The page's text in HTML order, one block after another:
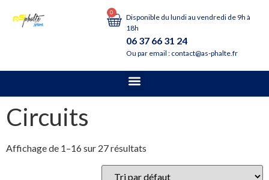
0
Disponible du lundi au vendredi de 9h à
18h
06 37 66 31 24
Ou par email : contact@as-phalte.fr
Circuits
Affichage de 1–16 sur 27 résultats